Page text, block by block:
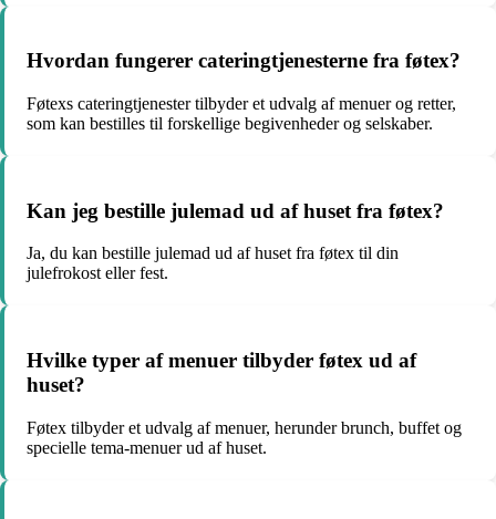
Hvordan fungerer cateringtjenesterne fra føtex?
Føtexs cateringtjenester tilbyder et udvalg af menuer og retter,
som kan bestilles til forskellige begivenheder og selskaber.
Kan jeg bestille julemad ud af huset fra føtex?
Ja, du kan bestille julemad ud af huset fra føtex til din
julefrokost eller fest.
Hvilke typer af menuer tilbyder føtex ud af
huset?
Føtex tilbyder et udvalg af menuer, herunder brunch, buffet og
specielle tema-menuer ud af huset.